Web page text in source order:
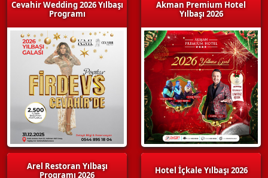
Cevahir Wedding 2026 Yılbaşı
Programı
Arel Restoran Yılbaşı
Programı 2026
Akman Premium Hotel
Yılbaşı 2026
Hotel İçkale Yılbaşı 2026